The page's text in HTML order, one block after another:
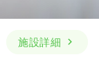
施設詳細